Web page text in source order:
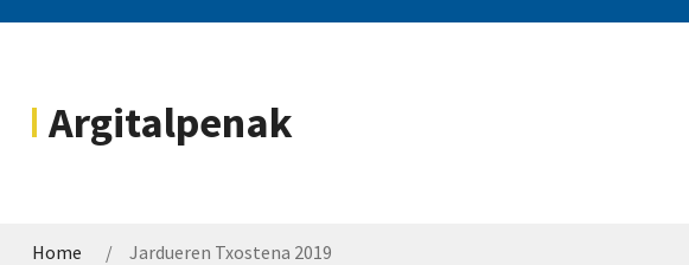
Argitalpenak
Home Jardueren Txostena 2019